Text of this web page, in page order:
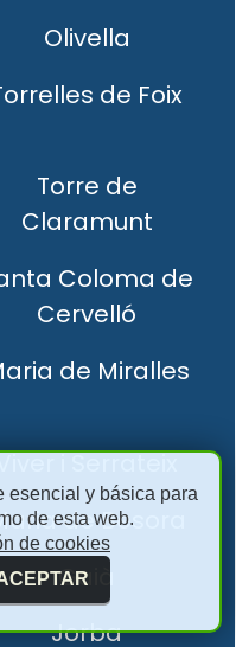
Olivella
de Foix
Torre de
Claramunt
Coloma de
Cervelló
de Miralles
i Serrateix
de Besora
Gaià
Jorba
esencial y básica para
de esta web.
de cookies